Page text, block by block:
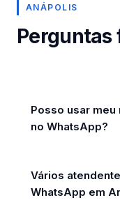
ANÁPOLIS
Posso usar
no WhatsApp?
Vários
WhatsApp em